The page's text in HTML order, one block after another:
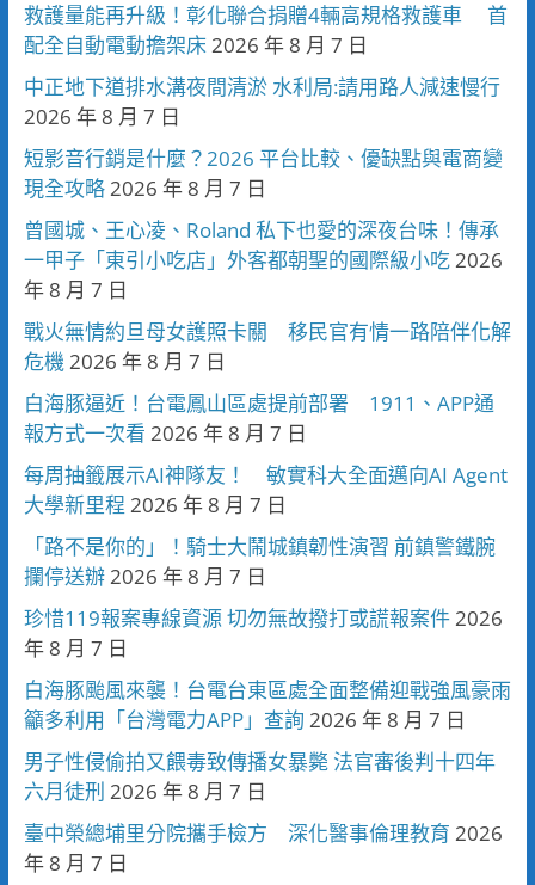
救護量能再升級！彰化聯合捐贈4輛高規格救護車 首
配全自動電動擔架床2026 年 8 月 7 日
中正地下道排水溝夜間清淤 水利局:請用路人減速慢行
2026 年 8 月 7 日
短影音行銷是什麼？2026 平台比較、優缺點與電商變
現全攻略2026 年 8 月 7 日
曾國城、王心凌、Roland 私下也愛的深夜台味！傳承
一甲子「東引小吃店」外客都朝聖的國際級小吃2026
年 8 月 7 日
戰火無情約旦母女護照卡關 移民官有情一路陪伴化解
危機2026 年 8 月 7 日
白海豚逼近！台電鳳山區處提前部署 1911、APP通
報方式一次看 2026 年 8 月 7 日
每周抽籤展示AI神隊友！ 敏實科大全面邁向AI Agent
大學新里程 2026 年 8 月 7 日
「路不是你的」！騎士大鬧城鎮韌性演習 前鎮警鐵腕
攔停送辦2026 年 8 月 7 日
珍惜119報案專線資源 切勿無故撥打或謊報案件2026
年 8 月 7 日
白海豚颱風來襲！台電台東區處全面整備迎戰強風豪雨
籲多利用「台灣電力APP」查詢 2026 年 8 月 7 日
男子性侵偷拍又餵毒致傳播女暴斃 法官審後判十四年
六月徒刑 2026 年 8 月 7 日
臺中榮總埔里分院攜手檢方 深化醫事倫理教育 2026
年 8 月 7 日